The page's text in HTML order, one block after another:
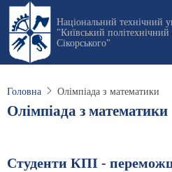
Перейти
основного
вмісту
Національний технічний
"Київський політехнічний
Сікорського"
Головна Олімпіада з математики
Олімпіада з математики
Студенти КПІ -